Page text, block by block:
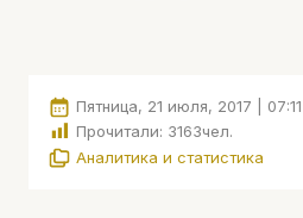
Пятница, 21 июля, 2017 | 07:11
Прочитали: 3163чел.
Аналитика и статистика